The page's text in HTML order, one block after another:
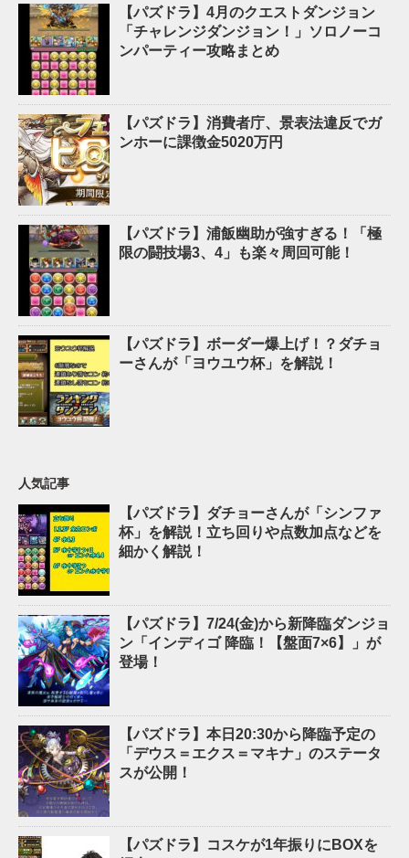
【パズドラ】4月のクエストダンジョン
「チャレンジダンジョン！」ソロノーコ
ンパーティー攻略まとめ
【パズドラ】消費者庁、景表法違反でガ
ンホーに課徴金5020万円
【パズドラ】浦飯幽助が強すぎる！「極
限の闘技場3、4」も楽々周回可能！
【パズドラ】ボーダー爆上げ！？ダチョ
ーさんが「ヨウユウ杯」を解説！
人気記事
【パズドラ】ダチョーさんが「シンファ
杯」を解説！立ち回りや点数加点などを
細かく解説！
【パズドラ】7/24(金)から新降臨ダンジョ
ン「インディゴ 降臨！【盤面7×6】」が
登場！
【パズドラ】本日20:30から降臨予定の
「デウス＝エクス＝マキナ」のステータ
スが公開！
【パズドラ】コスケが1年振りにBOXを